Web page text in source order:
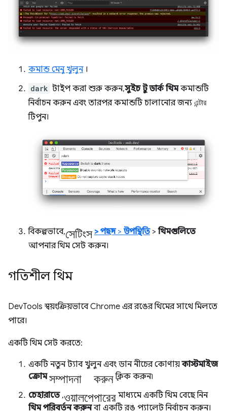
কমান্ড মেনু খুলুন।
dark টাইপ করা শুরু করুন,সুইচ টু ডার্ক থিমকমান্ডটি
নির্বাচন করুন এবং তারপর কমান্ডটি চালানোর জন্য এন্টার
টিপুন।
বিকল্পভাবে,সেটিংস > পছন্দ> উপস্থিতি>থিমগুলিতে
আপনার থিম সেট করুন।
গতিশীল থিম
DevTools স্বয়ংক্রিয়ভাবে Chrome এর রঙের থিমের সাথে মিলতে
পারে।
একটি থিম সেট করতে:
একটি নতুন ট্যাব খুলুন এবং ডান নীচের কোণায়কাস্টমাইজ
ক্রোম সম্পাদনা করুনক্লিক করুন৷
চেহারাতে,ওয়ালপেপারের মাধ্যমে একটি থিম বেছে নিন
থিম পরিবর্তন করুনবা একটি রঙ প্যালেট নির্বাচন করুন।